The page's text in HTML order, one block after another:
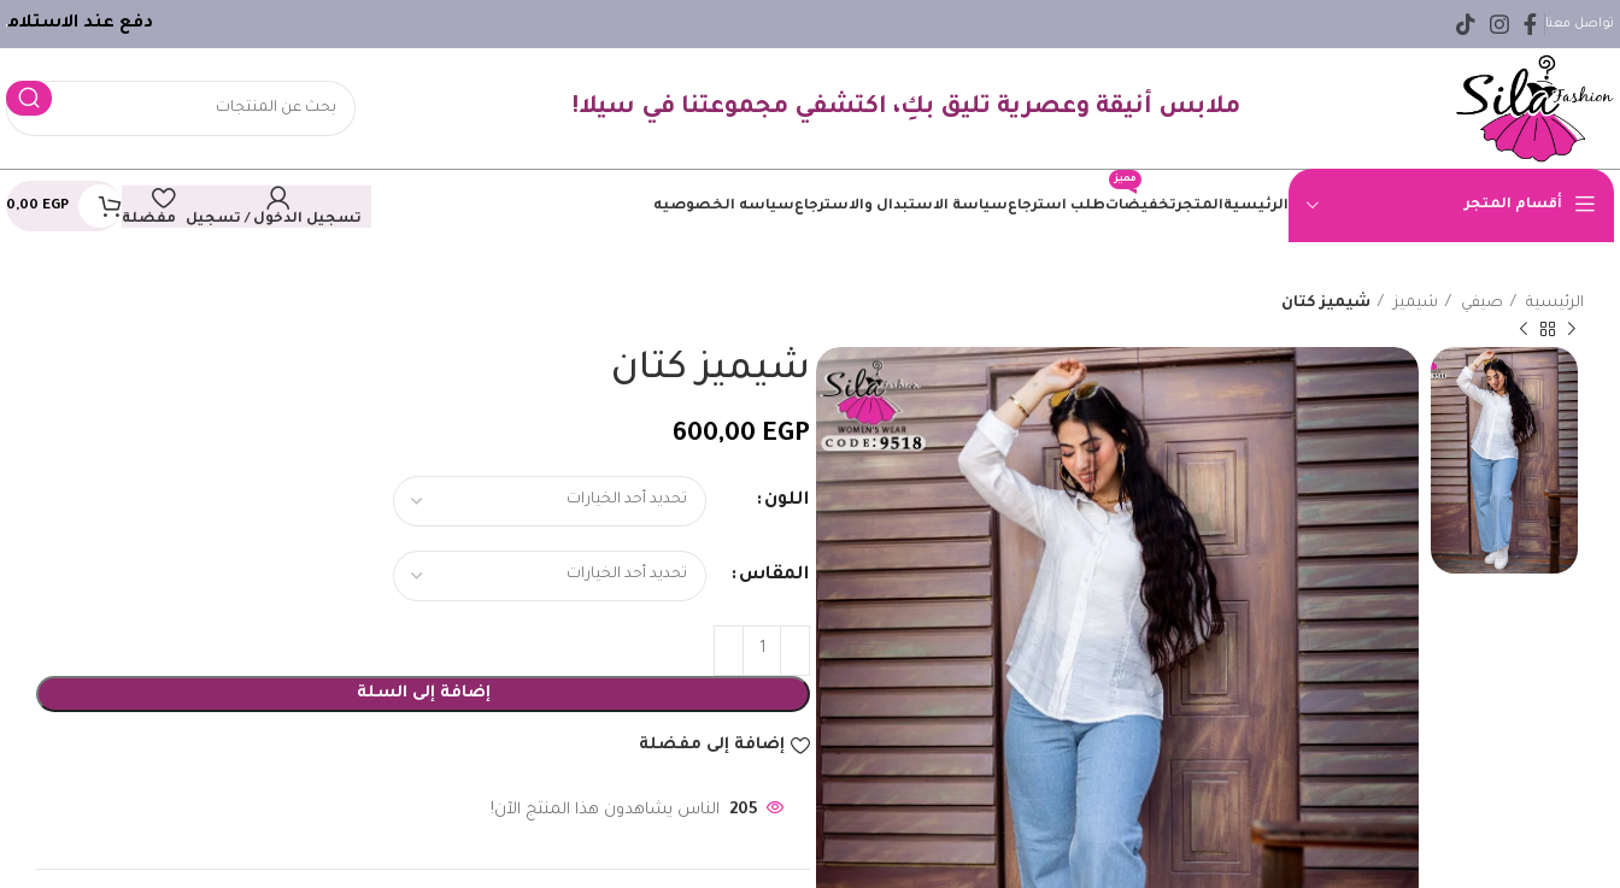
تواصل معنا دفع عند الاستلامـ
ملابس أنيقة وعصرية تليق بكِ، اكتشفي مجموعتنا في سيلا!
أقسام المتجر
بنطلون
بنطلون جينز
بيزك
جاكيت
شيميز
فستان
كاردى
الرئيسيةالمتجرتخفيضات
مميز
طلب استرجاعسياسة الاستبدال والاسترجاعسياسه الخصوصيه
تسجيل الدخول / تسجيل
مفضلة
0,00 EGP
الرئيسية صيفي شيميز شيميز كتان
شيميز كتان
600,00 EGP
اللون
المقاس
إضافة إلى السلة
إضافة إلى مفضلة
205 الناس يشاهدون هذا المنتج الآن!